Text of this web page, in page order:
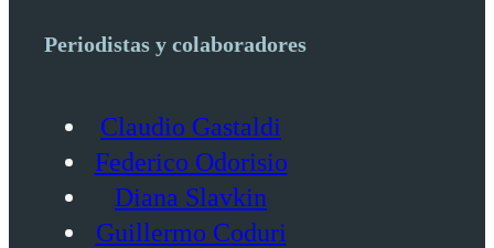
Periodistas y colaboradores
Claudio Gastaldi
Federico Odorisio
Diana Slavkin
Guillermo Coduri